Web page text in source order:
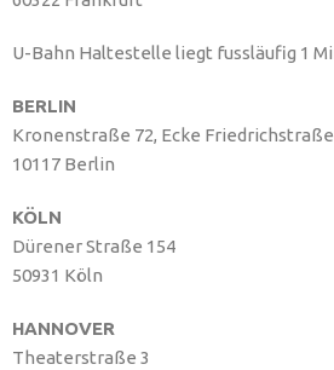
U-Bahn Haltestelle liegt fussläufig 1
BERLIN
Kronenstraße 72, Ecke Friedrichstraße
10117 Berlin
KÖLN
Dürener Straße 154
50931 Köln
HANNOVER
Theaterstraße 3